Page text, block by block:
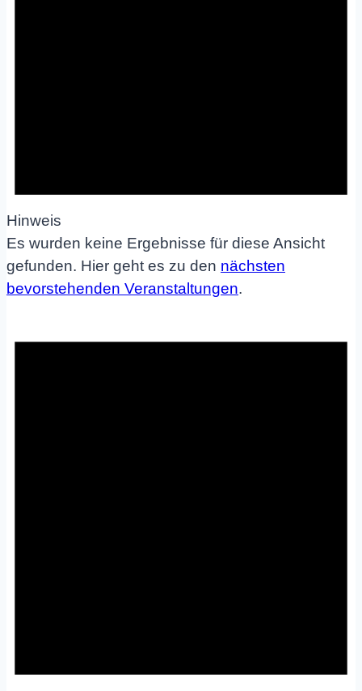
Hinweis
Es wurden keine Ergebnisse für diese Ansicht
gefunden. Hier geht es zu den nächsten
bevorstehenden Veranstaltungen.